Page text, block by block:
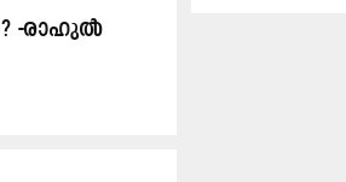
-രാഹുൽ